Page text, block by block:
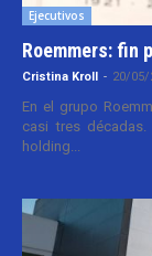
Ejecutivos
Roemmers: fin
Cristina Kroll - 20/05/
En el grupo
casi tres
holding...